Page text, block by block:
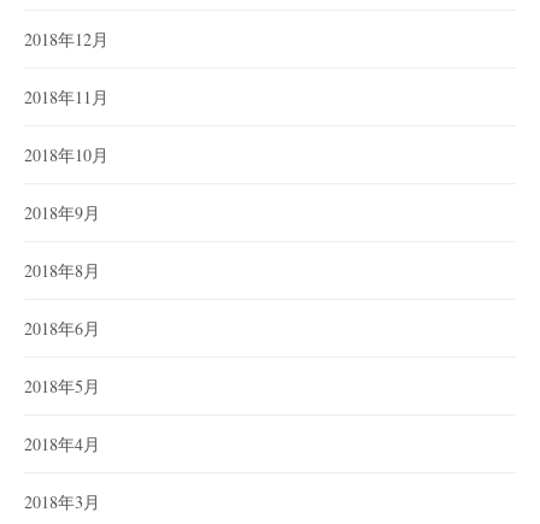
2018年12月
2018年11月
2018年10月
2018年9月
2018年8月
2018年6月
2018年5月
2018年4月
2018年3月